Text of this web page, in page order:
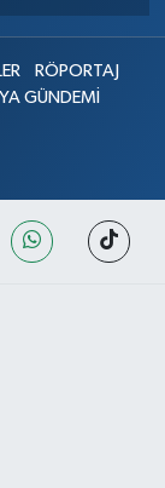
RÖPORTAJ
GÜNDEMİ